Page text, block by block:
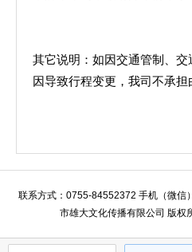
其它说明：如因交通管制、
因导致行程变更，我司不承担
联系方式：0755-84552372 手机（微信
市雄大文化传播有限公司 版权